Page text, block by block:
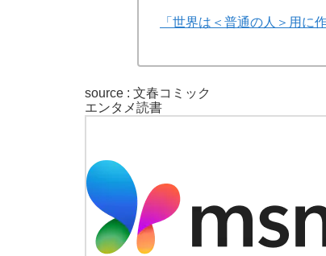
「世界は＜普通の人＞用に
source : 文春コミック
エンタメ読書